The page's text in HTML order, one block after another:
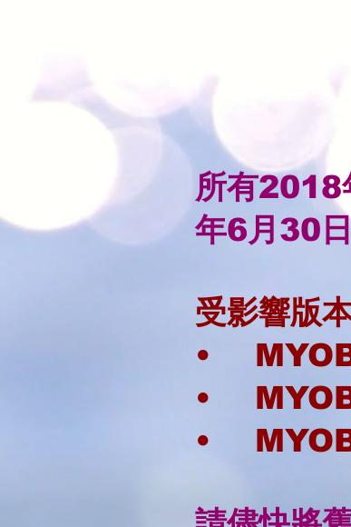
所有2018
年6月30
受影響版
• MYOB
• MYOB
• MYOB